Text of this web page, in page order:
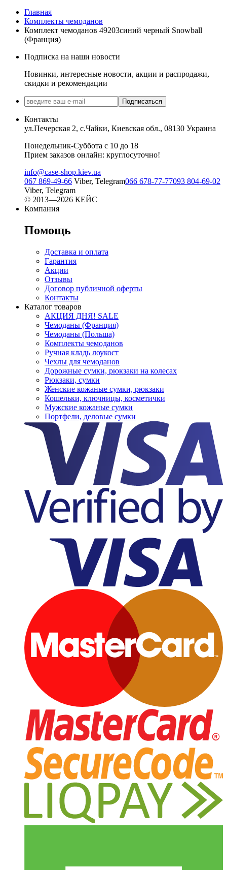
Главная
Комплекты чемоданов
Комплект чемоданов 49203синий черный Snowball
(Франция)
Подписка на наши новости
Новинки, интересные новости, акции и распродажи,
скидки и рекомендации
Подписаться
Контакты
ул.Печерская 2, с.Чайки, Киевская обл., 08130 Украина
Понедельник-Суббота с 10 до 18
Прием заказов онлайн: круглосуточно!
info@case-shop.kiev.ua
067 869-49-66 Viber, Telegram066 678-77-77093 804-69-02
Viber, Telegram
© 2013—2026 КЕЙС
Компания
Помощь
Доставка и оплата
Гарантия
Акции
Отзывы
Договор публичной оферты
Контакты
Каталог товаров
АКЦИЯ ДНЯ! SALE
Чемоданы (Франция)
Чемоданы (Польша)
Комплекты чемоданов
Ручная кладь лоукост
Чехлы для чемоданов
Дорожные сумки, рюкзаки на колесах
Рюкзаки, сумки
Женские кожаные сумки, рюкзаки
Кошельки, ключницы, косметички
Мужские кожаные сумки
Портфели, деловые сумки